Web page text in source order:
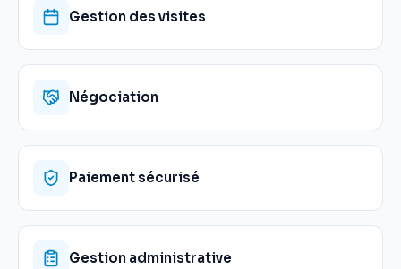
Gestion des visites
Négociation
Paiement sécurisé
Gestion administrative